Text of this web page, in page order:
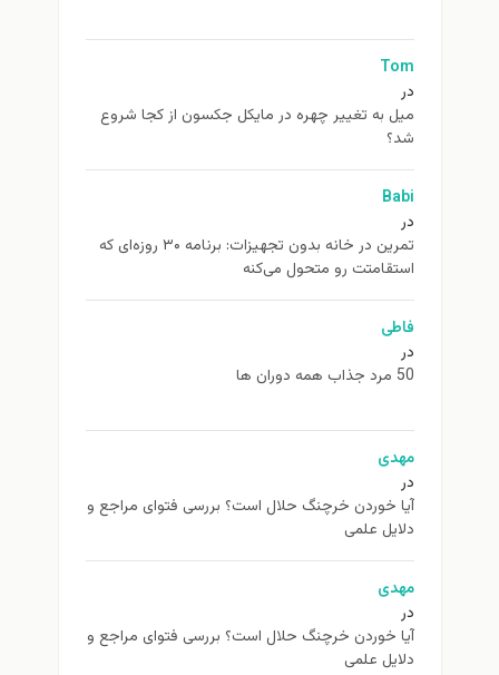
Tom
در
ميل به تغيير چهره در مایکل جکسون از كجا شروع
شد؟
Babi
در
تمرین در خانه بدون تجهیزات: برنامه ۳۰ روزه‌ای که
استقامتت رو متحول می‌کنه
فاطی
در
50 مرد جذاب همه دوران ها
مهدی
در
آیا خوردن خرچنگ حلال است؟ بررسی فتوای مراجع و
دلایل علمی
مهدی
در
آیا خوردن خرچنگ حلال است؟ بررسی فتوای مراجع و
دلایل علمی